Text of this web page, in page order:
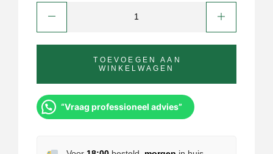
TOEVOEGEN AAN
WINKELWAGEN
“Vraag professioneel advies”